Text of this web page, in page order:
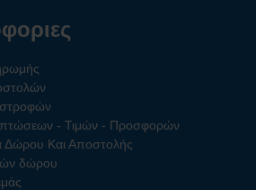
- Τιμών - Προσφορών
Δώρου Και Αποστολής
δώρου